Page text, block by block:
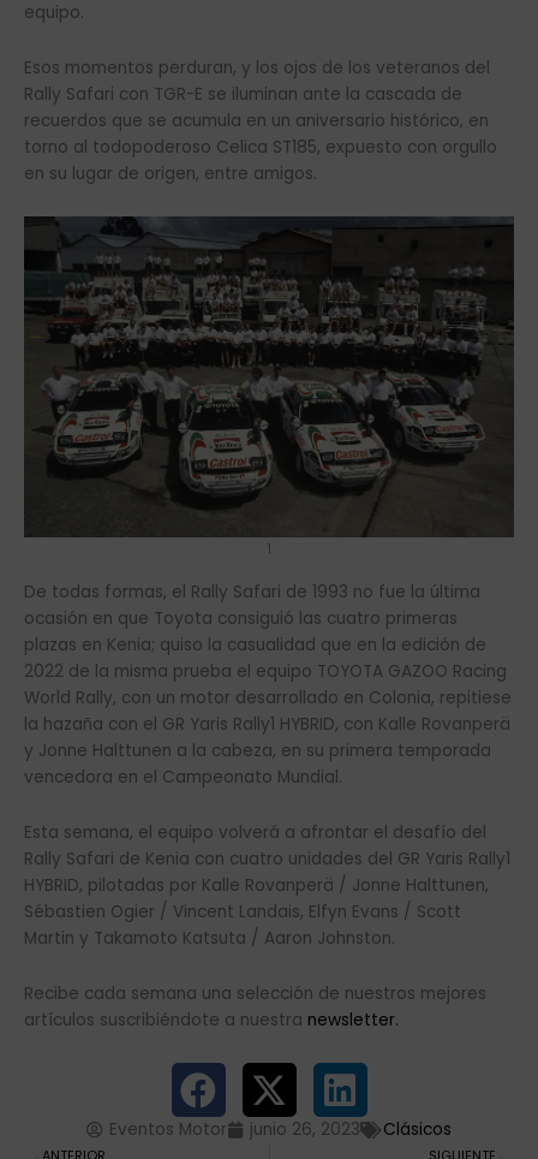
equipo.
Esos momentos perduran, y los ojos de los veteranos del
Rally Safari con TGR-E se iluminan ante la cascada de
recuerdos que se acumula en un aniversario histórico, en
torno al todopoderoso Celica ST185, expuesto con orgullo
en su lugar de origen, entre amigos.
1
De todas formas, el Rally Safari de 1993 no fue la última
ocasión en que Toyota consiguió las cuatro primeras
plazas en Kenia; quiso la casualidad que en la edición de
2022 de la misma prueba el equipo TOYOTA GAZOO Racing
World Rally, con un motor desarrollado en Colonia, repitiese
la hazaña con el GR Yaris Rally1 HYBRID, con Kalle Rovanperä
y Jonne Halttunen a la cabeza, en su primera temporada
vencedora en el Campeonato Mundial.
Esta semana, el equipo volverá a afrontar el desafío del
Rally Safari de Kenia con cuatro unidades del GR Yaris Rally1
HYBRID, pilotadas por Kalle Rovanperä / Jonne Halttunen,
Sébastien Ogier / Vincent Landais, Elfyn Evans / Scott
Martin y Takamoto Katsuta / Aaron Johnston.
Recibe cada semana una selección de nuestros mejores
artículos suscribiéndote a nuestra newsletter.
Eventos Motor junio 26, 2023 Clásicos